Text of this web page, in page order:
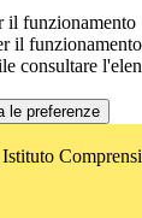
il funzionamento
il
consultare
le preferenze
Istituto